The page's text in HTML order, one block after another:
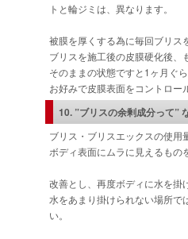
トと輪ジミは、異なります。
被膜を厚くする為に毎回ブリス
ブリスを施工後の皮膜硬化後
そのままの状態ですと1ヶ月ぐ
お好みで皮膜表面をコントロ
10. ”ブリスの余剰成分って”
ブリス・ブリスエックスの使
ボディ表面にムラに見えるもの
改善とし、再度ボディに水を掛
水をあまり掛けられない場所で
い。